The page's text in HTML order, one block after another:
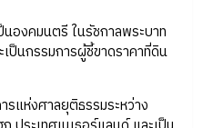
องคมนตรี ในรัชกาลพระบาท
ป็นกรรมการผู้ชี้ขาดราคาที่ดิน
แห่งศาลยุติธรรมระหว่าง